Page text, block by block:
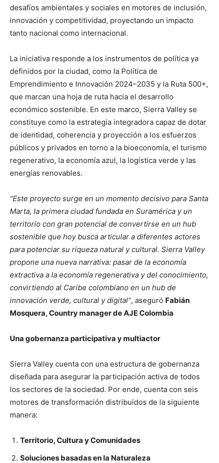
desafíos ambientales y sociales en motores de inclusión,
innovación y competitividad, proyectando un impacto
tanto nacional como internacional.
La iniciativa responde a los instrumentos de política ya
definidos por la ciudad, como la Política de
Emprendimiento e Innovación 2024–2035 y la Ruta 500+,
que marcan una hoja de ruta hacia el desarrollo
económico sostenible. En este marco, Sierra Valley se
constituye como la estrategia integradora capaz de dotar
de identidad, coherencia y proyección a los esfuerzos
públicos y privados en torno a la bioeconomía, el turismo
regenerativo, la economía azul, la logística verde y las
energías renovables.
“Este proyecto surge en un momento decisivo para Santa
Marta, la primera ciudad fundada en Suramérica y un
territorio con gran potencial de convertirse en un hub
sostenible que hoy busca articular a diferentes actores
para potenciar su riqueza natural y cultural. Sierra Valley
propone una nueva narrativa: pasar de la economía
extractiva a la economía regenerativa y del conocimiento,
convirtiendo al Caribe colombiano en un hub de
innovación verde, cultural y digital”, aseguró Fabián
Mosquera,Country manager de AJE Colombia
Una gobernanza participativa y multiactor
Sierra Valley cuenta con una estructura de gobernanza
diseñada para asegurar la participación activa de todos
los sectores de la sociedad. Por ende, cuenta con seis
motores de transformación distribuidos de la siguiente
manera:
Territorio, Cultura y Comunidades
Soluciones basadas en la Naturaleza